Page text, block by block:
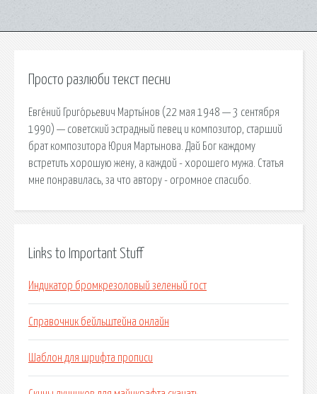
Просто разлюби текст песни
Евге́ний Григо́рьевич Марты́нов (22 мая 1948 — 3 сентября
1990) — советский эстрадный певец и композитор, старший
брат композитора Юрия Мартынова. Дай Бог каждому
встретить хорошую жену, а каждой - хорошего мужа. Статья
мне понравилась, за что автору - огромное спасибо.
Links to Important Stuff
Индикатор бромкрезоловый зеленый гост
Справочник бейльштейна онлайн
Шаблон для шрифта прописи